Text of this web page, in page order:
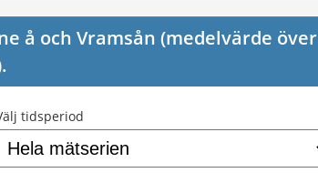
å och Vramsån (medelvärde över
tidsperiod